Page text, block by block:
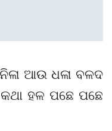
ଆଉ ଧଳା ବଳଦ
ହଳ ପଛେ ପଛେ